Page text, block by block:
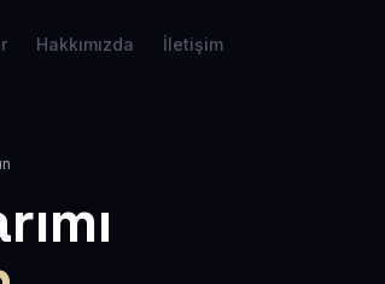
Hakkımızda İletişim